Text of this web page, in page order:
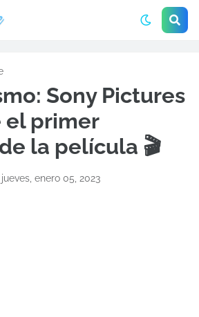
Sony Pictures
el primer
la película 🎬
jueves, enero 05, 2023